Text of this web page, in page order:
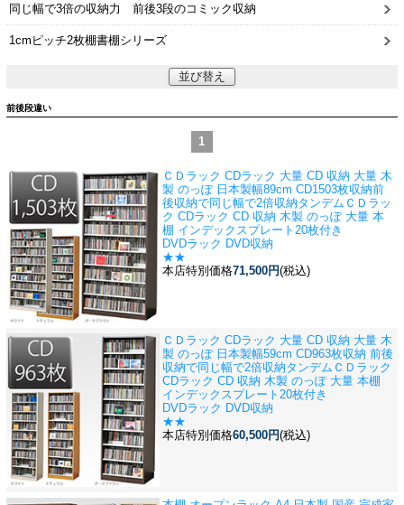
同じ幅で3倍の収納力 前後3段のコミック収納
1cmピッチ2枚棚書棚シリーズ
並び替え
前後段違い
1
ＣＤラック CDラック 大量 CD 収納 大量 木
製 のっぽ 日本製幅89cm CD1503枚収納前
後収納で同じ幅で2倍収納タンデムＣＤラッ
ク CDラック CD 収納 木製 のっぽ 大量 本
棚 インデックスプレート20枚付き
DVDラック DVD収納
★★
本店特別価格71,500円(税込)
ＣＤラック CDラック 大量 CD 収納 大量 木
製 のっぽ 日本製幅59cm CD963枚収納 前後
収納で同じ幅で2倍収納タンデムＣＤラック
CDラック CD 収納 木製 のっぽ 大量 本棚
インデックスプレート20枚付き
DVDラック DVD収納
★★
本店特別価格60,500円(税込)